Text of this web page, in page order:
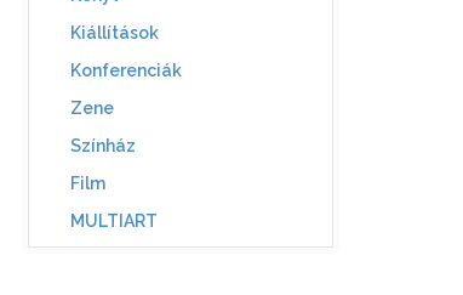
Kiállítások
Konferenciák
Zene
Színház
Film
MULTIART